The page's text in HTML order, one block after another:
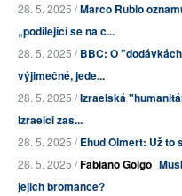
28. 5. 2025 /Marco Rubio
„podílející se na c...
28. 5. 2025 /BBC: O
výjimečné, jede...
28. 5. 2025 /Izraelská
Izraelci zas...
28. 5. 2025 /Ehud Olmert: Už to
28. 5. 2025 /Fabiano Golgo
jejich bromance?